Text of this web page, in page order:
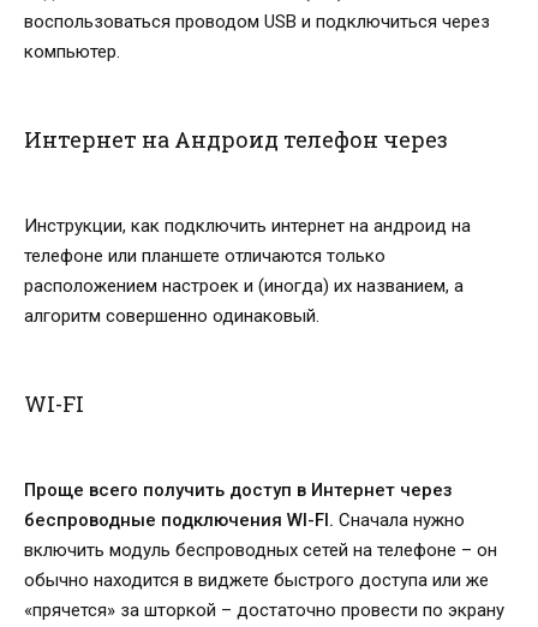
воспользоваться проводом USB и подключиться через
компьютер.
Интернет на Андроид телефон через
Инструкции, как подключить интернет на андроид на
телефоне или планшете отличаются только
расположением настроек и (иногда) их названием, а
алгоритм совершенно одинаковый.
WI-FI
Проще всего получить доступ в Интернет через
беспроводные подключения WI-FI. Сначала нужно
включить модуль беспроводных сетей на телефоне – он
обычно находится в виджете быстрого доступа или же
«прячется» за шторкой – достаточно провести по экрану